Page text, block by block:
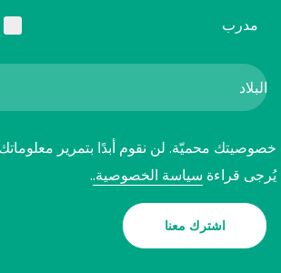
مدرب
خصوصيتك محميّة. لن نقوم أبدًا بتمرير
يُرجى قراءة سياسة الخصوصية..
اشترك معنا